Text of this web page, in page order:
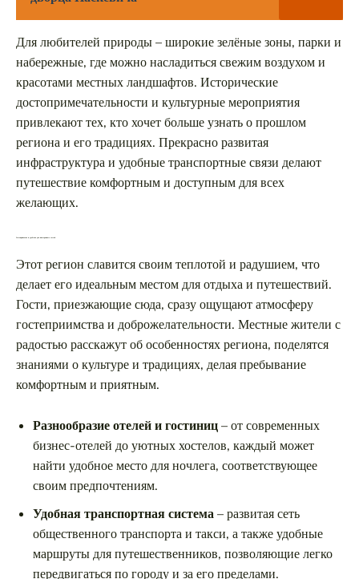
Для любителей природы – широкие зелёные зоны, парки и
набережные, где можно насладиться свежим воздухом и
красотами местных ландшафтов. Исторические
достопримечательности и культурные мероприятия
привлекают тех, кто хочет больше узнать о прошлом
региона и его традициях. Прекрасно развитая
инфраструктура и удобные транспортные связи делают
путешествие комфортным и доступным для всех
желающих.
Гостеприимство и удобства для иностранных гостей
Этот регион славится своим теплотой и радушием, что
делает его идеальным местом для отдыха и путешествий.
Гости, приезжающие сюда, сразу ощущают атмосферу
гостеприимства и доброжелательности. Местные жители с
радостью расскажут об особенностях региона, поделятся
знаниями о культуре и традициях, делая пребывание
комфортным и приятным.
Разнообразие отелей и гостиниц– от современных
бизнес-отелей до уютных хостелов, каждый может
найти удобное место для ночлега, соответствующее
своим предпочтениям.
Удобная транспортная система– развитая сеть
общественного транспорта и такси, а также удобные
маршруты для путешественников, позволяющие легко
передвигаться по городу и за его пределами.